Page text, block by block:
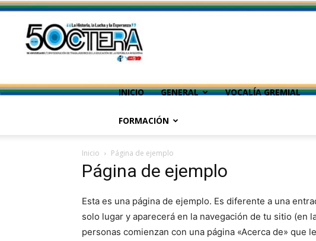
INICIO GENERAL VOCALÍA GREMIAL
FORMACIÓN
Inicio Página de ejemplo
Página de ejemplo
Esta es una página de ejemplo. Es diferente a una
solo lugar y aparecerá en la navegación de tu sitio (en
personas comienzan con una página «Acerca de» que